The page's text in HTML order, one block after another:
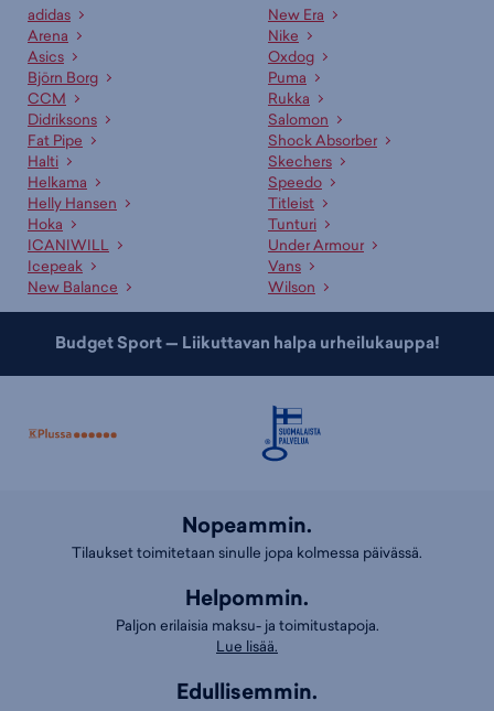
adidas
Arena
Asics
Björn Borg
CCM
Didriksons
Fat Pipe
Halti
Helkama
Helly Hansen
Hoka
ICANIWILL
Icepeak
New Balance
New Era
Nike
Oxdog
Puma
Rukka
Salomon
Shock Absorber
Skechers
Speedo
Titleist
Tunturi
Under Armour
Vans
Wilson
Budget Sport — Liikuttavan halpa urheilukauppa!
Nopeammin.
Tilaukset toimitetaan sinulle jopa kolmessa päivässä.
Helpommin.
Paljon erilaisia maksu- ja toimitustapoja.
Lue lisää.
Edullisemmin.